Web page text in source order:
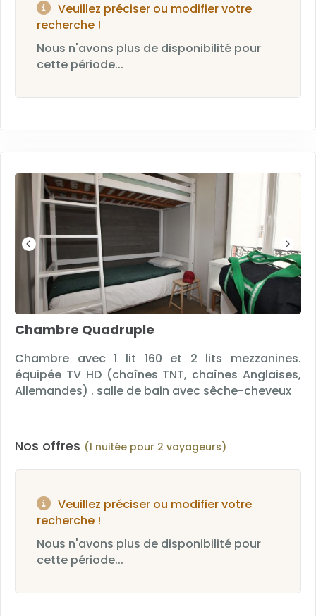
Veuillez préciser ou modifier votre
recherche !
Nous n'avons plus de disponibilité pour
cette période...
Chambre Quadruple
Chambre avec 1 lit 160 et 2 lits mezzanines.
équipée TV HD (chaînes TNT, chaînes Anglaises,
Allemandes) . salle de bain avec sêche-cheveux
Nos offres (1 nuitée pour 2 voyageurs)
Veuillez préciser ou modifier votre
recherche !
Nous n'avons plus de disponibilité pour
cette période...